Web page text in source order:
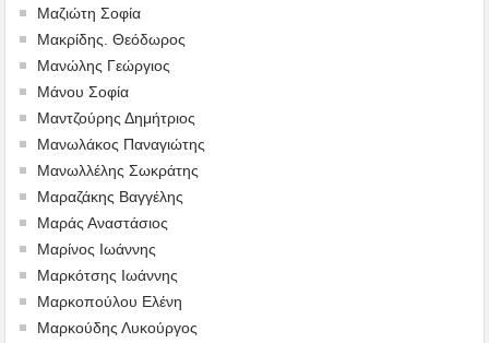
Μαζιώτη Σοφία
Μακρίδης. Θεόδωρος
Μανώλης Γεώργιος
Μάνου Σοφία
Μαντζούρης Δημήτριος
Μανωλάκος Παναγιώτης
Μανωλλέλης Σωκράτης
Μαραζάκης Βαγγέλης
Μαράς Αναστάσιος
Μαρίνος Ιωάννης
Μαρκότσης Ιωάννης
Μαρκοπούλου Ελένη
Μαρκούδης Λυκούργος